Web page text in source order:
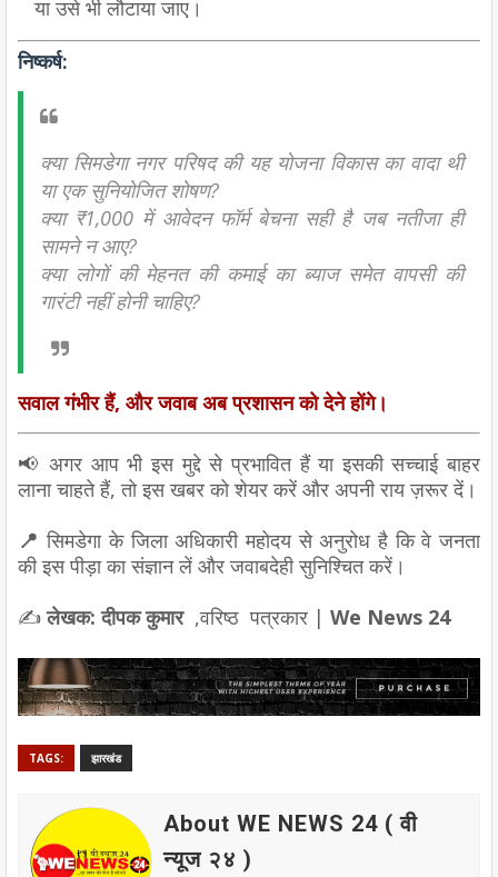
या उसे भी लौटाया जाए।
निष्कर्ष:
क्या सिमडेगा नगर परिषद की यह योजना विकास का वादा थी
या एक सुनियोजित शोषण?
क्या ₹1,000 में आवेदन फॉर्म बेचना सही है जब नतीजा ही
सामने न आए?
क्या लोगों की मेहनत की कमाई का ब्याज समेत वापसी की
गारंटी नहीं होनी चाहिए?
सवाल गंभीर हैं, और जवाब अब प्रशासन को देने होंगे।
📢अगर आप भी इस मुद्दे से प्रभावित हैं या इसकी सच्चाई बाहर
लाना चाहते हैं, तो इस खबर को शेयर करें और अपनी राय ज़रूर दें।
📍सिमडेगा के जिला अधिकारी महोदय से अनुरोध है कि वे जनता
की इस पीड़ा का संज्ञान लें और जवाबदेही सुनिश्चित करें।
✍️लेखक: दीपक कुमार ,वरिष्ठ पत्रकार | We News 24
TAGS: झारखंड
About WE NEWS 24 ( वी
न्यूज २४ )